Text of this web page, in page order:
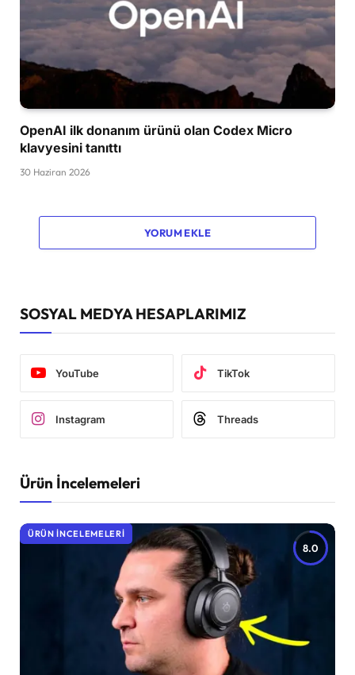
OpenAI ilk donanım ürünü olan Codex Micro
klavyesini tanıttı
30 Haziran 2026
YORUM EKLE
SOSYAL MEDYA HESAPLARIMIZ
YouTube TikTok
Instagram Threads
Ürün İncelemeleri
8.0
ÜRÜN İNCELEMELERI